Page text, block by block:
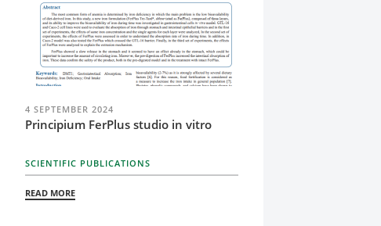
4 SEPTEMBER 2024
Principium FerPlus studio in vitro
SCIENTIFIC PUBLICATIONS
READ MORE